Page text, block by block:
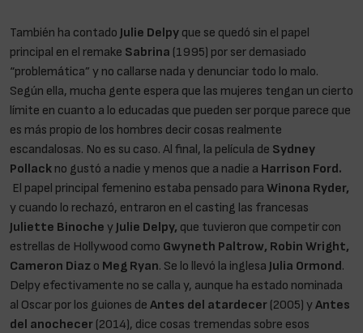
También ha contado Julie Delpy que se quedó sin el papel
principal en el remake Sabrina (1995) por ser demasiado
“problemática” y no callarse nada y denunciar todo lo malo.
Según ella, mucha gente espera que las mujeres tengan un cierto
límite en cuanto a lo educadas que pueden ser porque parece que
es más propio de los hombres decir cosas realmente
escandalosas. No es su caso. Al final, la película de Sydney
Pollack no gustó a nadie y menos que a nadie a Harrison Ford.
El papel principal femenino estaba pensado para Winona Ryder,
y cuando lo rechazó, entraron en el casting las francesas
Juliette Binoche y Julie Delpy, que tuvieron que competir con
estrellas de Hollywood como Gwyneth Paltrow, Robin Wright,
Cameron Diaz o Meg Ryan. Se lo llevó la inglesa Julia Ormond .
Delpy efectivamente no se calla y, aunque ha estado nominada
al Oscar por los guiones de Antes del atardecer (2005) yAntes
del anochecer (2014), dice cosas tremendas sobre esos